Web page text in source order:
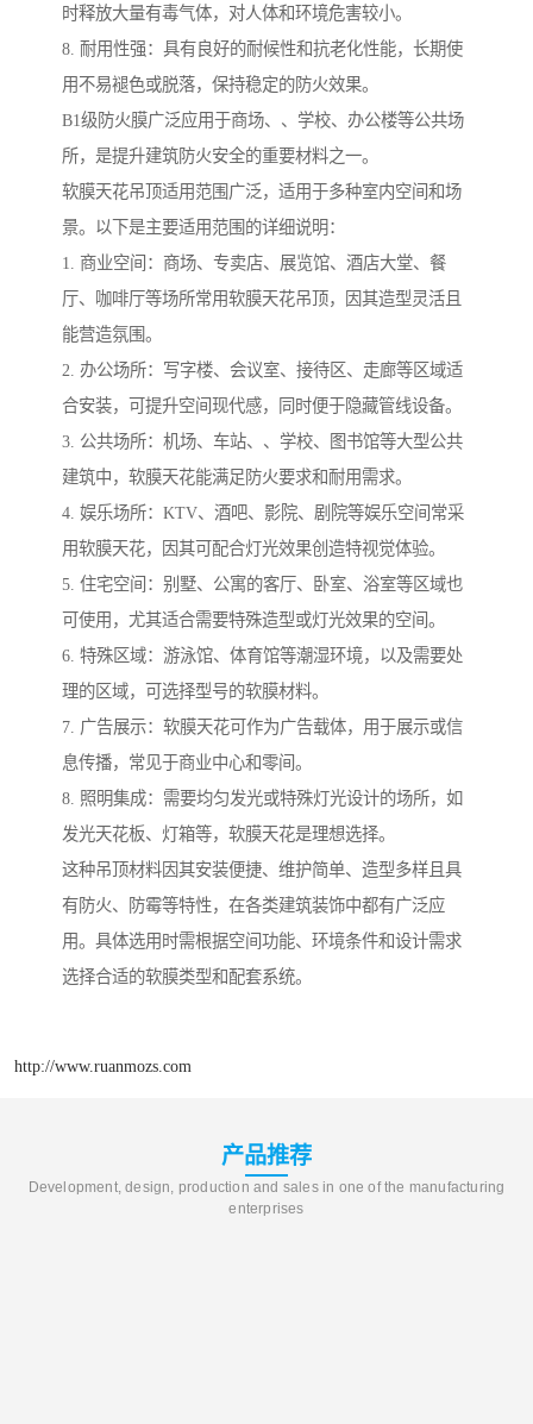
时释放大量有毒气体，对人体和环境危害较小。
8. 耐用性强：具有良好的耐候性和抗老化性能，长期使
用不易褪色或脱落，保持稳定的防火效果。
B1级防火膜广泛应用于商场、、学校、办公楼等公共场
所，是提升建筑防火安全的重要材料之一。
软膜天花吊顶适用范围广泛，适用于多种室内空间和场
景。以下是主要适用范围的详细说明：
1. 商业空间：商场、专卖店、展览馆、酒店大堂、餐
厅、咖啡厅等场所常用软膜天花吊顶，因其造型灵活且
能营造氛围。
2. 办公场所：写字楼、会议室、接待区、走廊等区域适
合安装，可提升空间现代感，同时便于隐藏管线设备。
3. 公共场所：机场、车站、、学校、图书馆等大型公共
建筑中，软膜天花能满足防火要求和耐用需求。
4. 娱乐场所：KTV、酒吧、影院、剧院等娱乐空间常采
用软膜天花，因其可配合灯光效果创造特视觉体验。
5. 住宅空间：别墅、公寓的客厅、卧室、浴室等区域也
可使用，尤其适合需要特殊造型或灯光效果的空间。
6. 特殊区域：游泳馆、体育馆等潮湿环境，以及需要处
理的区域，可选择型号的软膜材料。
7. 广告展示：软膜天花可作为广告载体，用于展示或信
息传播，常见于商业中心和零间。
8. 照明集成：需要均匀发光或特殊灯光设计的场所，如
发光天花板、灯箱等，软膜天花是理想选择。
这种吊顶材料因其安装便捷、维护简单、造型多样且具
有防火、防霉等特性，在各类建筑装饰中都有广泛应
用。具体选用时需根据空间功能、环境条件和设计需求
选择合适的软膜类型和配套系统。
http://www.ruanmozs.com
产品推荐
Development, design, production and sales in one of the manufacturing
enterprises